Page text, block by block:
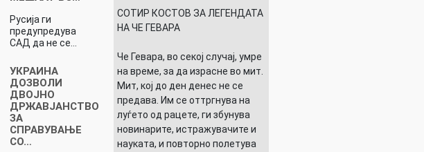
Русија ги
предупредува
САД да не се…
УКРАИНА
ДОЗВОЛИ
ДВОЈНО
ДРЖАВЈАНСТВО
ЗА
СПРАВУВАЊЕ
СО…
СОТИР КОСТОВ ЗА ЛЕГЕНДАТА
НА ЧЕ ГЕВАРА
Че Гевара, во секој случај, умре
на време, за да израсне во мит.
Мит, кој до ден денес не се
предава. Им се оттргнува на
луѓето од рацете, ги збунува
новинарите, истражувачите и
науката, и повторно полетува